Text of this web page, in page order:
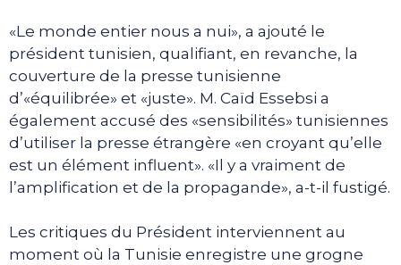
«Le monde entier nous a nui», a ajouté le
président tunisien, qualifiant, en revanche, la
couverture de la presse tunisienne
d’«équilibrée» et «juste». M. Caïd Essebsi a
également accusé des «sensibilités» tunisiennes
d’utiliser la presse étrangère «en croyant qu’elle
est un élément influent». «Il y a vraiment de
l’amplification et de la propagande», a-t-il fustigé.
Les critiques du Président interviennent au
moment où la Tunisie enregistre une grogne